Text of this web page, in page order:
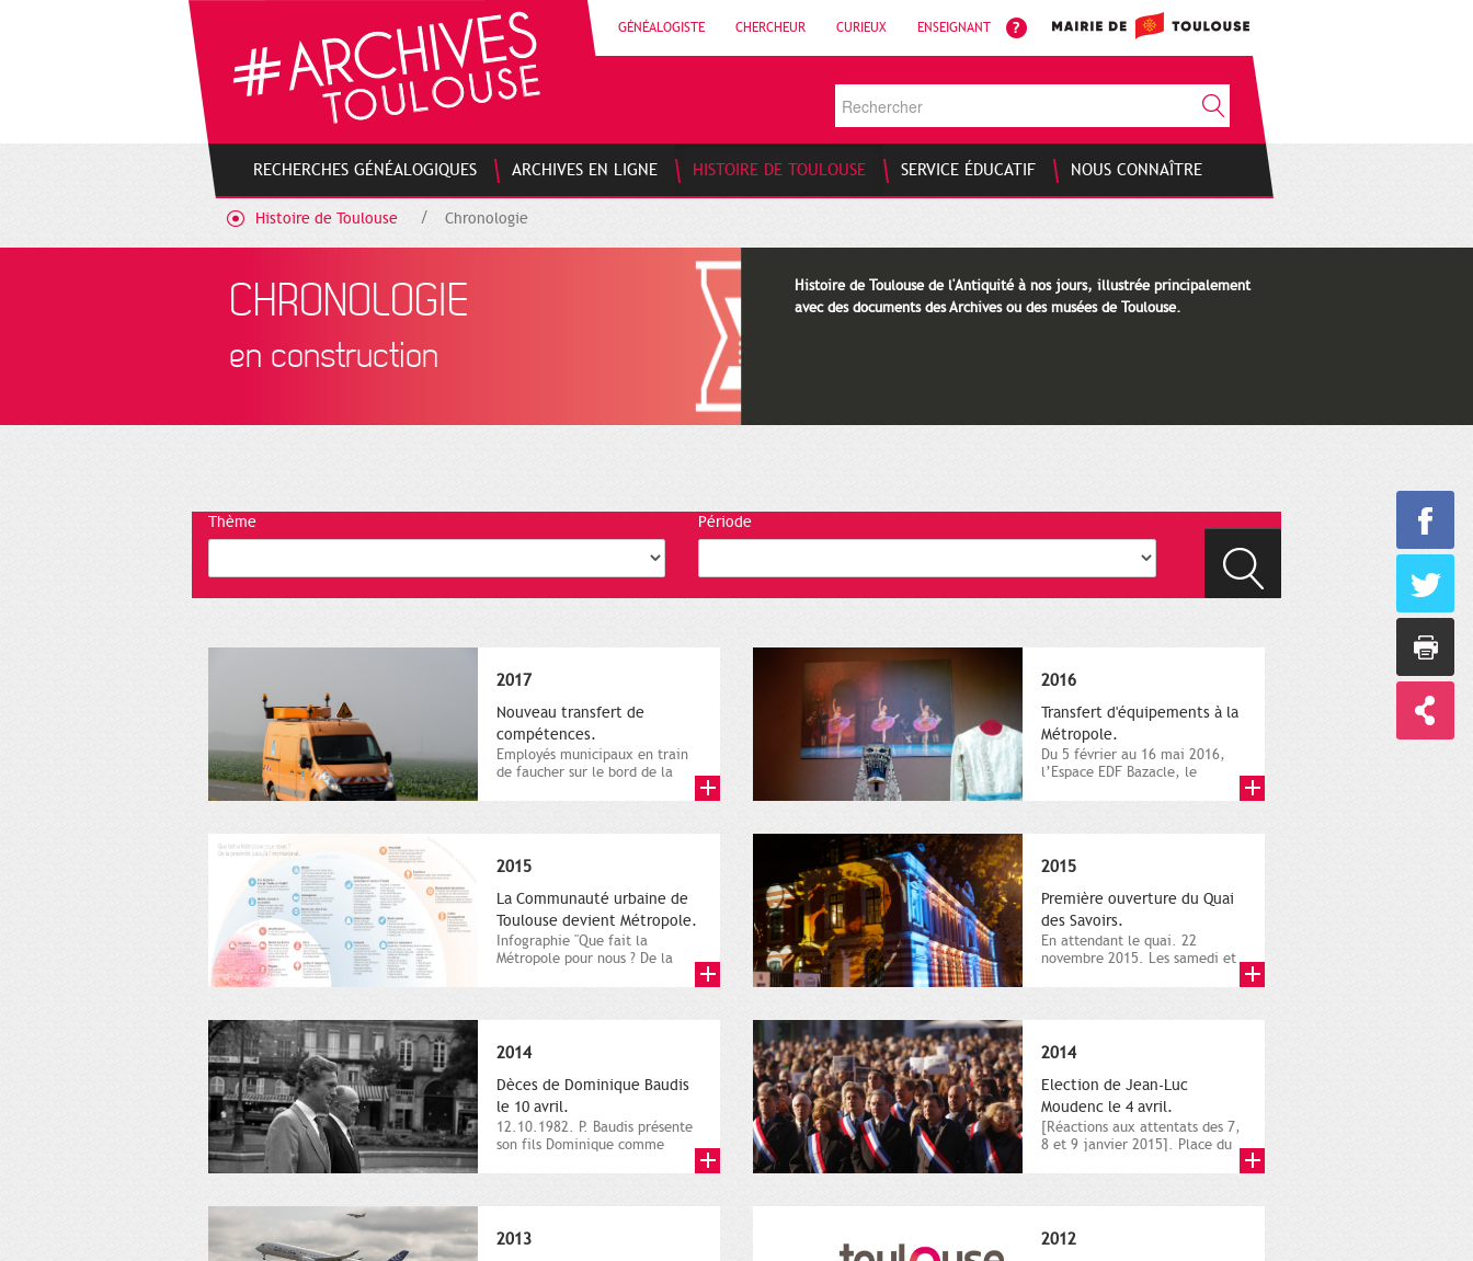
GÉNÉALOGISTE CHERCHEUR CURIEUX ENSEIGNANT
RECHERCHES GÉNÉALOGIQUES ARCHIVES EN LIGNE HISTOIRE DE TOULOUSE SERVICE ÉDUCATIF NOUS CONNAÎTRE
Histoire de Toulouse Chronologie
CHRONOLOGIE
en construction
Histoire de Toulouse de l'Antiquité à nos jours, illustrée principalement
avec des documents des Archives ou des musées de Toulouse.
Thème Période
2017
Nouveau transfert de
compétences.
Employés municipaux en train
de faucher sur le bord de la
2016
Transfert d'équipements à la
Métropole.
Du 5 février au 16 mai 2016,
l’Espace EDF Bazacle, le
2015
La Communauté urbaine de
Toulouse devient Métropole.
Infographie "Que fait la
Métropole pour nous ? De la
2015
Première ouverture du Quai
des Savoirs.
En attendant le quai. 22
novembre 2015. Les samedi et
2014
Dèces de Dominique Baudis
le 10 avril.
12.10.1982. P. Baudis présente
son fils Dominique comme
2014
Election de Jean-Luc
Moudenc le 4 avril.
[Réactions aux attentats des 7,
8 et 9 janvier 2015]. Place du
2013 2012
Cookies management panel